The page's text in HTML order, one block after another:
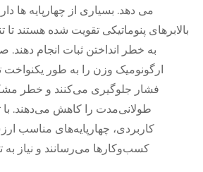
می دهد. بسیاری از چهارپایه ها
بالابرهای پنوماتیکی تقویت شده هستند
به خطر انداختن ثبات انجام دهند.
ارگونومیک وزن را به طور یکنواخت
فشار جلوگیری می‌کنند و خطر
طولانی‌مدت را کاهش می‌دهند. با
کاربردی، چهارپایه‌های مناسب
کسب‌وکارها می‌رسانند و نیاز